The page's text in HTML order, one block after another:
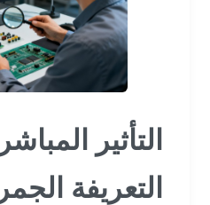
التأثير
التعريفة